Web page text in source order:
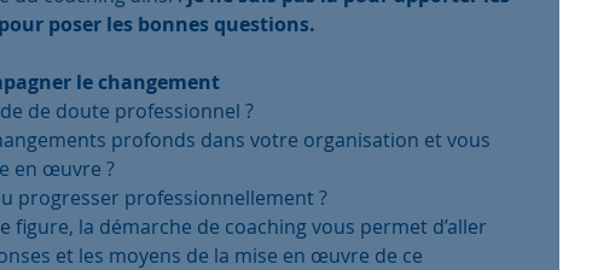
poser les bonnes questions.
le changement
de doute professionnel ?
profonds dans votre organisation et vous
en œuvre ?
progresser professionnellement ?
figure, la démarche de coaching vous permet d’aller
et les moyens de la mise en œuvre de ce